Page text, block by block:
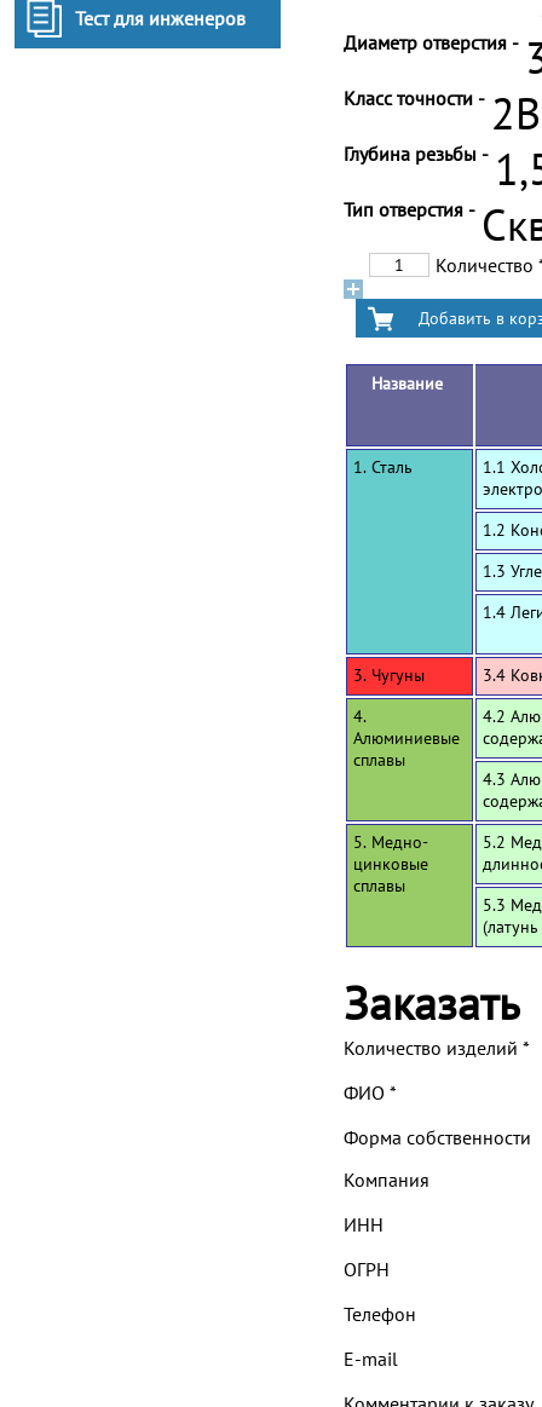
Тест для инженеров
Диаметр отверстия -
Класс точности - 2B
Глубина резьбы -
Тип отверстия -
Количество
Название
1. Сталь
1.1
1.2
1.3
1.4
3. Чугуны
3.4
4.
Алюминиевые
сплавы
4.2
4.3
5. Медно-
цинковые
сплавы
5.2
5.3
Заказать
Количество изделий *
ФИО *
Форма собственности
Компания
ИНН
ОГРН
Телефон
E-mail